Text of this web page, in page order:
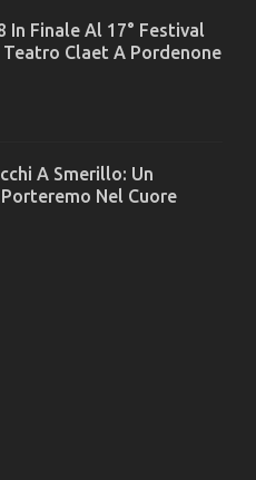
In Finale Al 17° Festival
Teatro Claet A Pordenone
A Smerillo: Un
Nel Cuore